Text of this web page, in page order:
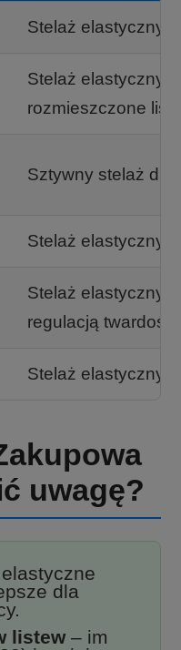
Stelaż elastyczny
Stelaż elastyczny,
rozmieszczone
Sztywny stelaż
Stelaż elastyczny
Stelaż elastyczny,
regulacją twardości
Stelaż elastyczny
uwagę?
dla
listew– im